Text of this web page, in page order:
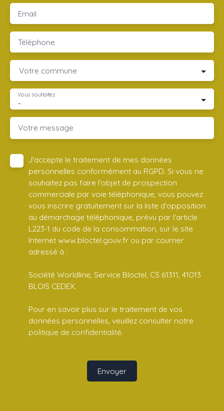
Email
Téléphone
Votre commune
-
Vous souhaitez
Votre message
J'accepte le traitement de mes données
personnelles conformément au RGPD. Si vous ne
souhaitez pas faire l'objet de prospection
commerciale par voie téléphonique, vous pouvez
vous inscrire gratuitement sur la liste d'opposition
au démarchage téléphonique, prévu par l'article
L223-1 du code de la consommation, sur le site
Internet www.bloctel.gouv.fr ou par courrier
adressé à :
Société Worldline, Service Bloctel, CS 61311, 41013
BLOIS CEDEX.
Pour en savoir plus sur le traitement de vos
données personnelles, veuillez consulter notre
politique de confidentialité.
Envoyer